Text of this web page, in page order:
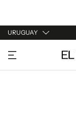
URUGUAY
URUGUAY
ARGENTINA